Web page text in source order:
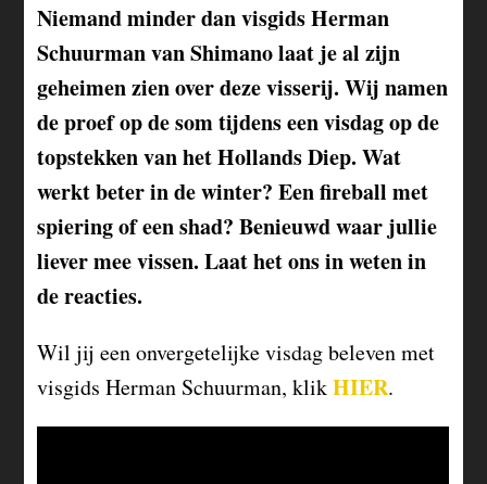
Niemand minder dan visgids Herman
Schuurman van Shimano laat je al zijn
geheimen zien over deze visserij. Wij namen
de proef op de som tijdens een visdag op de
topstekken van het Hollands Diep. Wat
werkt beter in de winter? Een fireball met
spiering of een shad? Benieuwd waar jullie
liever mee vissen. Laat het ons in weten in
de reacties.
Wil jij een onvergetelijke visdag beleven met
visgids Herman Schuurman, klikHIER.